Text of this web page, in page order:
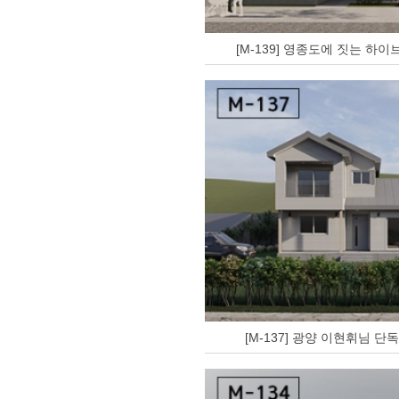
[M-139] 영종도에 짓는 하이
[M-137] 광양 이현휘님 단